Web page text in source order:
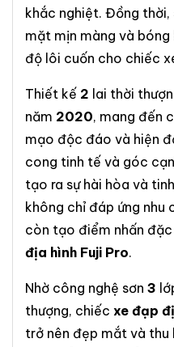
khắc nghiệt. Đồng thời,
mặt mịn màng và
độ lôi cuốn cho chiếc
Thiết kế 2 lai thời
năm 2020, mang đến
mạo độc đáo và hiện
cong tinh tế và góc
tạo ra sự hài hòa và
không chỉ đáp ứng nhu
còn tạo điểm nhấn
địa hình Fuji Pro.
Nhờ công nghệ sơn 3
thượng, chiếc xe đạp
trở nên đẹp mắt và thu